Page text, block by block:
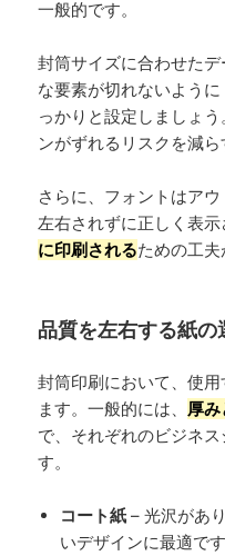
一般的です。
封筒サイズに合わせた
な要素が切れないよう
っかりと設定しましょ
ンがずれるリスクを減ら
さらに、フォントはア
左右されずに正しく表
に印刷されるための工夫
品質を左右する紙の
封筒印刷において、使
ます。一般的には、 厚
で、それぞれのビジネ
す。
コート紙 – 光沢があ
いデザインに最適です